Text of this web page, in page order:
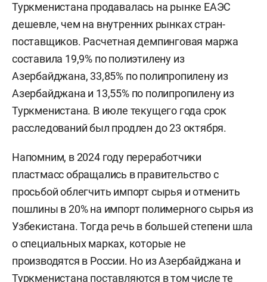
Туркменистана продавалась на рынке ЕАЭС
дешевле, чем на внутренних рынках стран-
поставщиков. Расчетная демпинговая маржа
составила 19,9% по полиэтилену из
Азербайджана, 33,85% по полипропилену из
Азербайджана и 13,55% по полипропилену из
Туркменистана. В июле текущего года срок
расследований был продлен до 23 октября.
Напомним, в 2024 году переработчики
пластмасс обращались в правительство с
просьбой облегчить импорт сырья и отменить
пошлины в 20% на импорт полимерного сырья из
Узбекистана. Тогда речь в большей степени шла
о специальных марках, которые не
производятся в России. Но из Азербайджана и
Туркменистана поставляются в том числе те